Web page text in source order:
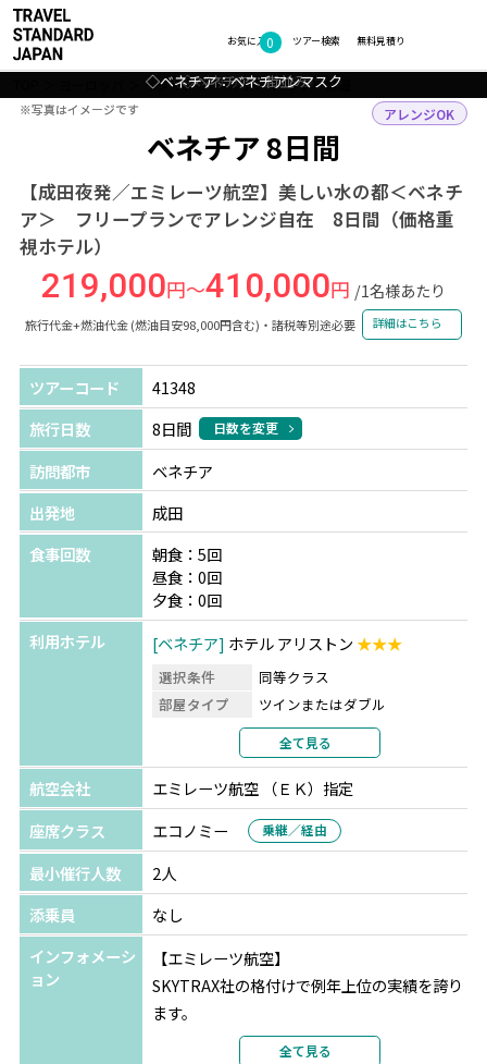
お気に入り
0 無料見積り
ツアー検索
イタリア ベネチア ツアー詳細
ベネチア 8日間
【成田夜発／エミレーツ航空】美しい水の都＜ベネチ
ア＞ フリープランでアレンジ自在 8日間（価格重
視ホテル）
アレンジOK
219,000円～410,000円 /1名様あたり
旅行代金+燃油代金 (燃油目安98,000円含む)・諸税等別途必要 詳細はこちら
◇ベネチア：グランド・カナル
◇ベネチア：ゴンドラ
◇ベネチア：街並み
◇ベネチア：ベネチアンマスク
フォトギャラリー
※写真はイメージです
※写真はイメージです
ツアーコード
41348
旅行日数
8日間 日数を変更
訪問都市
ベネチア
出発地
成田
食事回数
朝食：5回
昼食：0回
夕食：0回
利用ホテル
ベネチア ホテル アリストン★★★
選択条件
同等クラス
部屋タイプ
ツインまたはダブル
2名1室利用
部屋カテゴリ
指定なし
全て見る
航空会社
エミレーツ航空 （ＥＫ）指定
座席クラス
エコノミー 乗継／経由
最小催行人数
2人
添乗員
なし
インフォメーシ
ョン
【エミレーツ航空】
SKYTRAX社の格付けで例年上位の実績を誇り
ます。
最新の機材・設備、厳選された機内食、
全て見る